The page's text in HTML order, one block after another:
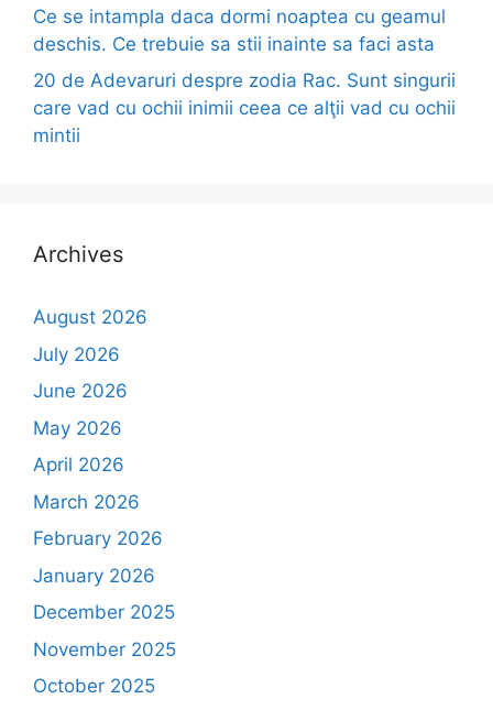
Ce se intampla daca dormi noaptea cu geamul
deschis. Ce trebuie sa stii inainte sa faci asta
20 de Adevaruri despre zodia Rac. Sunt singurii
care vad cu ochii inimii ceea ce alţii vad cu ochii
mintii
Archives
August 2026
July 2026
June 2026
May 2026
April 2026
March 2026
February 2026
January 2026
December 2025
November 2025
October 2025